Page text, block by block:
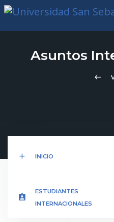
Asuntos
keyboard_backspace
add INICIO
assignment_ind
ESTUDIANTES
INTERNACIONALES